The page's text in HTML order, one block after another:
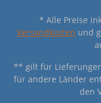
* Alle Preise
Versandkosten und
** gilt für
für andere Länder
den